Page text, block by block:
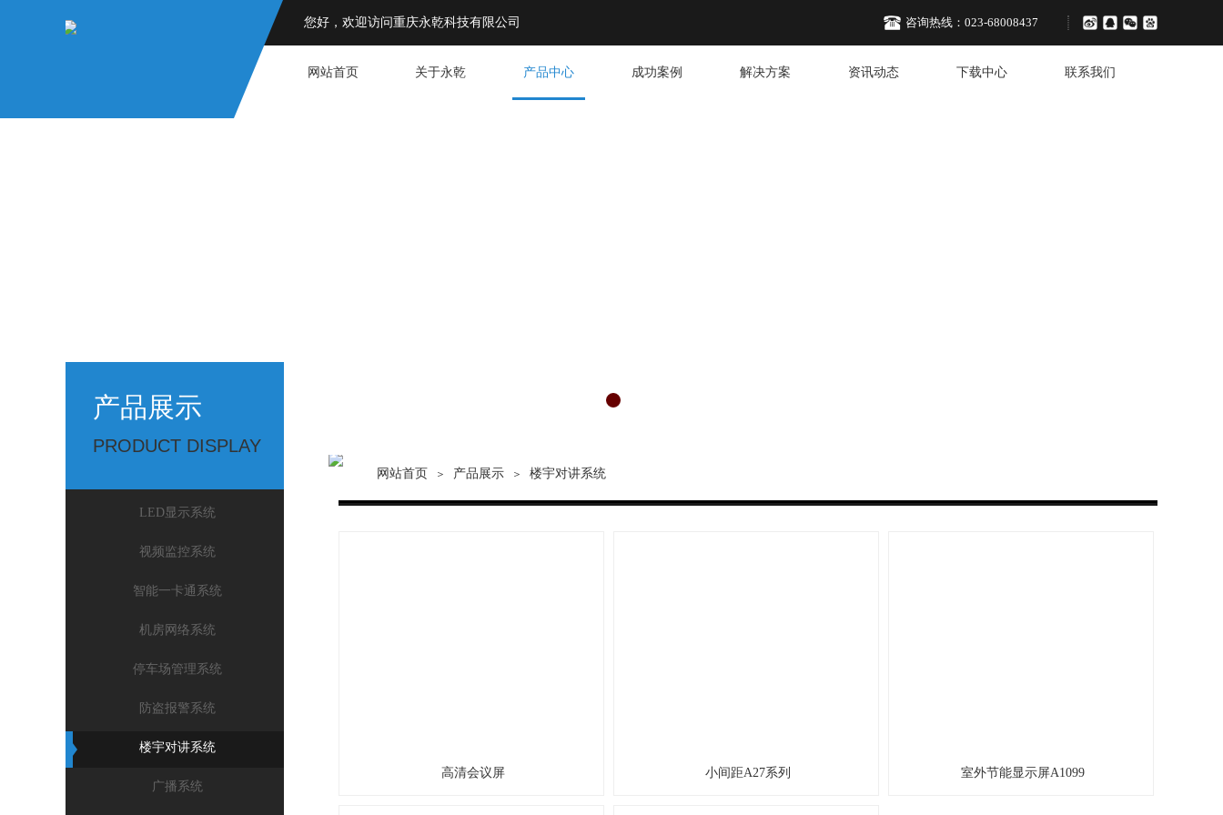
网站首页 关于永乾 产品中心 成功案例 解决方案 资讯动态 下载中心 联系我们
您好，欢迎访问重庆永乾科技有限公司 咨询热线： 023-68008437
产品展示
PRODUCT DISPLAY
网站首页 ＞ 产品展示 ＞ 楼宇对讲系统
LED显示系统
视频监控系统
智能一卡通系统
机房网络系统
停车场管理系统
防盗报警系统
楼宇对讲系统
广播系统
高清会议屏 小间距A27系列 室外节能显示屏A1099